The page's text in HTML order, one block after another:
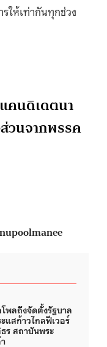
ให้เท่ากันทุกช่วง
คนดิเดตนา
วนจากพรรค
พลถึงจัดตั้งรัฐบาล
แสก้าวไกลฟีเวอร์
ร สถาบันพระ